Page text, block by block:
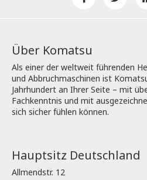
Über Komatsu
Als einer der weltweit führenden
und Abbruchmaschinen ist
Jahrhundert an Ihrer Seite – mit
Fachkenntnis und mit
sich sicher fühlen können.
Hauptsitz Deutschland
Allmendstr. 12